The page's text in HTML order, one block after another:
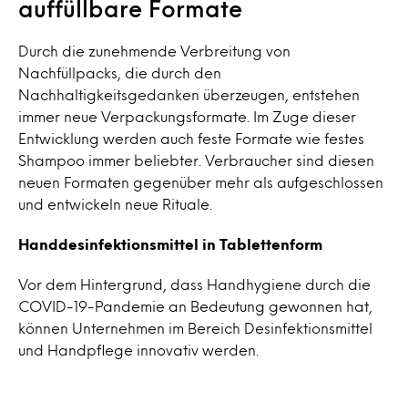
auffüllbare Formate
Durch die zunehmende Verbreitung von
Nachfüllpacks, die durch den
Nachhaltigkeitsgedanken überzeugen, entstehen
immer neue Verpackungsformate. Im Zuge dieser
Entwicklung werden auch feste Formate wie festes
Shampoo immer beliebter. Verbraucher sind diesen
neuen Formaten gegenüber mehr als aufgeschlossen
und entwickeln neue Rituale.
Handdesinfektionsmittel in Tablettenform
Vor dem Hintergrund, dass Handhygiene durch die
COVID-19-Pandemie an Bedeutung gewonnen hat,
können Unternehmen im Bereich Desinfektionsmittel
und Handpflege innovativ werden.